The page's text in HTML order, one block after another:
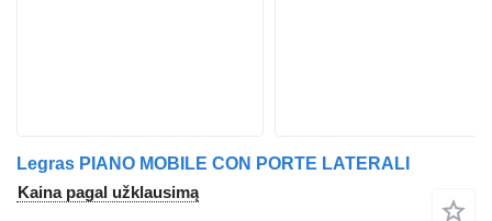
Legras PIANO MOBILE CON PORTE LATERALI
Kaina pagal užklausimą